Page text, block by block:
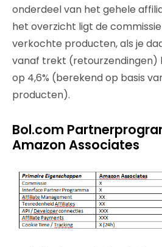
onderdeel van het gehele
het overzicht ligt de
verkochte producten, als je
vanaf trekt (retourzendingen)
op 4,6% (berekend op basis
producten).
Bol.com
Amazon Associates